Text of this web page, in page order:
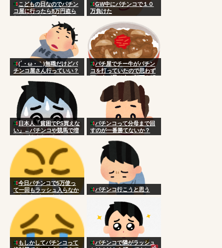
こどもの日なのでパチン
コ屋に行ったら8万円盗ら
れたんだがこの国おかしい
GW中にパチンコで１０
万負けた
(´・ω・｀)無職だけどパ
チンコ屋さん行っていい？
パチ屋でチー牛がパチン
コを打っていたので思わず
頭に血が昇り台に顔面を叩
きつけた
日本人「貧困でPS買えな
い」←パチンコや競馬で増
やせばええだけなのにアホ
パチンコって分母まで回
すのが一番勝てないか？
今日パチンコで5万使っ
て一回もラッシュ入らなか
ったんだがこんなもん？
パチンコ行こうと思う
もしかしてパチンコって
パチンコで隣がラッシュ